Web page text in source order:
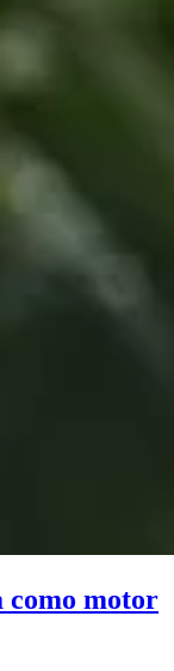
como motor